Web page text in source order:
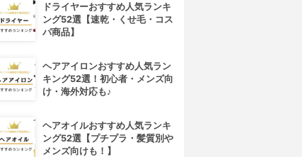
ドライヤーおすすめ人気ランキ
ング52選【速乾・くせ毛・コス
パ商品】
ヘアアイロンおすすめ人気ラン
キング52選！初心者・メンズ向
け・海外対応も♪
ヘアオイルおすすめ人気ランキ
ング52選【プチプラ・髪質別や
メンズ向けも！】